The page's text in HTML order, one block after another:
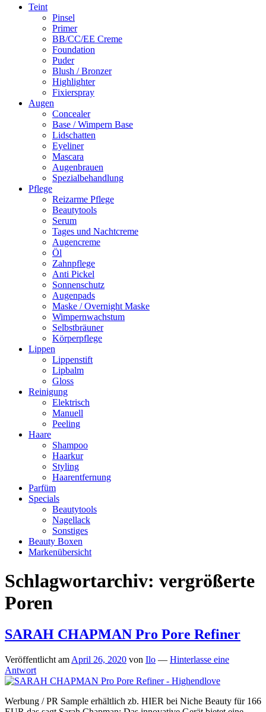
Primäres
Teint
Pinsel
Primer
BB/CC/EE Creme
Foundation
Puder
Blush / Bronzer
Highlighter
Fixierspray
Augen
Concealer
Base / Wimpern Base
Lidschatten
Eyeliner
Mascara
Augenbrauen
Spezialbehandlung
Pflege
Reizarme Pflege
Beautytools
Serum
Tages und Nachtcreme
Augencreme
Öl
Zahnpflege
Anti Pickel
Sonnenschutz
Augenpads
Maske / Overnight Maske
Wimpernwachstum
Selbstbräuner
Körperpflege
Lippen
Lippenstift
Lipbalm
Gloss
Reinigung
Elektrisch
Manuell
Peeling
Haare
Shampoo
Haarkur
Styling
Haarentfernung
Parfüm
Specials
Beautytools
Nagellack
Sonstiges
Beauty Boxen
Markenübersicht
Schlagwortarchiv: vergrößerte
Poren
SARAH CHAPMAN Pro Pore Refiner
Veröffentlicht am April 26, 2020 von Ilo — Hinterlasse eine
Antwort
Werbung / PR Sample erhältlich zb. HIER bei Niche Beauty für 166